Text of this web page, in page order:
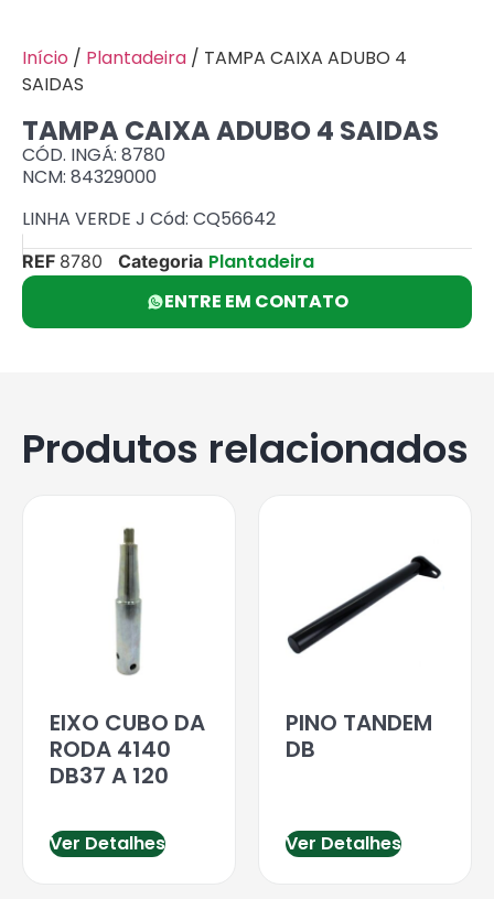
Início / Plantadeira / TAMPA CAIXA ADUBO 4
SAIDAS
TAMPA CAIXA ADUBO 4 SAIDAS
CÓD. INGÁ: 8780
NCM: 84329000
LINHA VERDE J Cód: CQ56642
REF 8780 Categoria Plantadeira
ENTRE EM CONTATO
Produtos relacionados
EIXO CUBO DA
RODA 4140
DB37 A 120
Ver Detalhes
PINO TANDEM
DB
Ver Detalhes